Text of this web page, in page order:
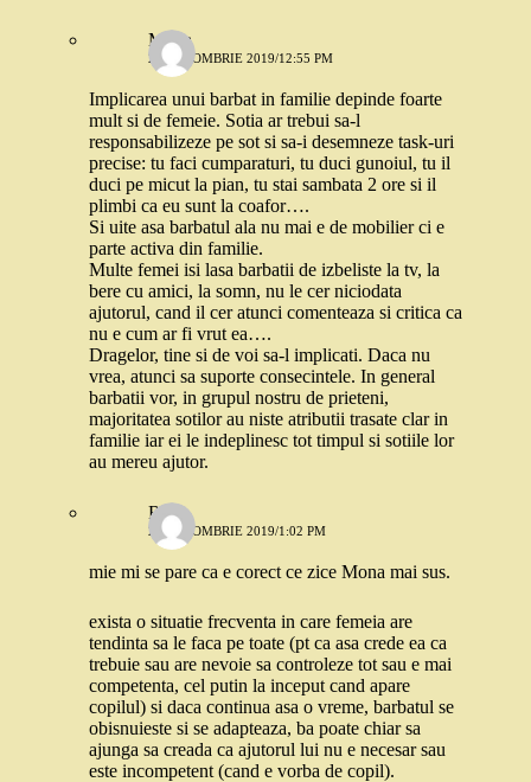
Mona
28 OCTOMBRIE 2019/12:55 PM
Implicarea unui barbat in familie depinde foarte
mult si de femeie. Sotia ar trebui sa-l
responsabilizeze pe sot si sa-i desemneze task-uri
precise: tu faci cumparaturi, tu duci gunoiul, tu il
duci pe micut la pian, tu stai sambata 2 ore si il
plimbi ca eu sunt la coafor….
Si uite asa barbatul ala nu mai e de mobilier ci e
parte activa din familie.
Multe femei isi lasa barbatii de izbeliste la tv, la
bere cu amici, la somn, nu le cer niciodata
ajutorul, cand il cer atunci comenteaza si critica ca
nu e cum ar fi vrut ea….
Dragelor, tine si de voi sa-l implicati. Daca nu
vrea, atunci sa suporte consecintele. In general
barbatii vor, in grupul nostru de prieteni,
majoritatea sotilor au niste atributii trasate clar in
familie iar ei le indeplinesc tot timpul si sotiile lor
au mereu ajutor.
Robo
28 OCTOMBRIE 2019/1:02 PM
mie mi se pare ca e corect ce zice Mona mai sus.
exista o situatie frecventa in care femeia are
tendinta sa le faca pe toate (pt ca asa crede ea ca
trebuie sau are nevoie sa controleze tot sau e mai
competenta, cel putin la inceput cand apare
copilul) si daca continua asa o vreme, barbatul se
obisnuieste si se adapteaza, ba poate chiar sa
ajunga sa creada ca ajutorul lui nu e necesar sau
este incompetent (cand e vorba de copil).